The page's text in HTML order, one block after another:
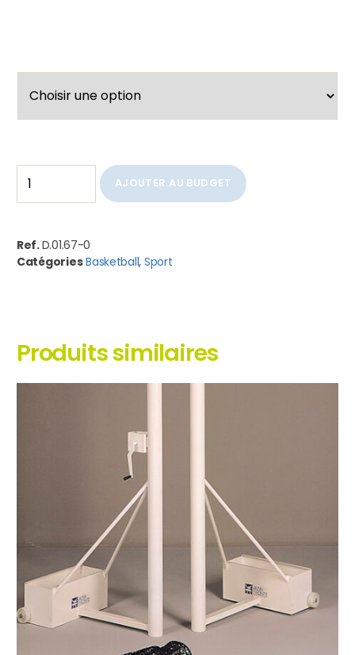
AJOUTER AU BUDGET
Ref.D.01.67-0
CatégoriesBasketball, Sport
Produits similaires